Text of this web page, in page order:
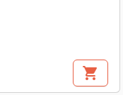
shopping_cart